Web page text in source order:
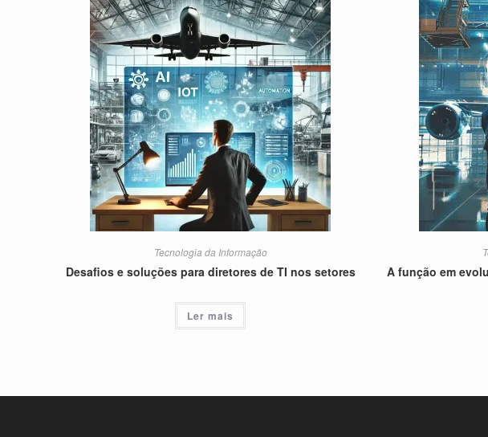
Tecnologia da Informação
Desafios e soluções para diretores de TI nos setores
Ler mais
A função em